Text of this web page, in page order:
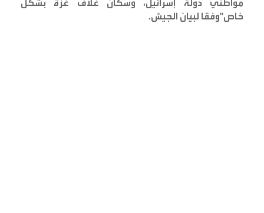
مواطني دولة إسرائيل، وسكان غلاف غزة بشكل
خاص"وفقا لبيان الجيش.